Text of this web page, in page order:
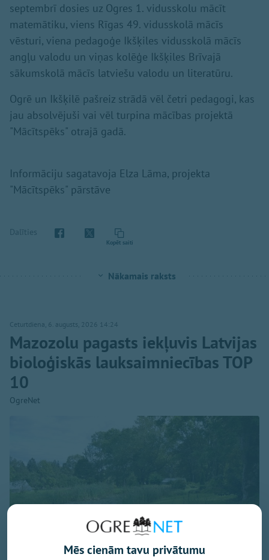
septembrī dosies uz Ogres 1. vidusskolu mācīt
matemātiku, viens Rīgas 49. vidusskolā mācīs
vēsturi, viena pedagoģe Ikšķiles vidusskolā mācīs
angļu valodu un viņas kolēģe Ikšķiles Brīvajā
sākumskolā mācīs latviešu valodu un literatūru.
Ogrē un Ikšķilē pašreiz strādā vēl četri pedagogi, kas
jau absolvējuši vai vēl turpina mācības projektā
"Mācītspēks" otrajā gadā.
Informāciju sagatavoja Elza Lāma, projekta
"Mācītspēks" pārstāve
Dalīties
Kopēt saiti
Nākamais raksts
Ceturtdiena, 6. augusts, 2026 14:24
Mazozolu pagasts iekļuvis Latvijas
bioloģiskās lauksaimniecības TOP
10
OgreNet
Mēs cienām tavu privātumu